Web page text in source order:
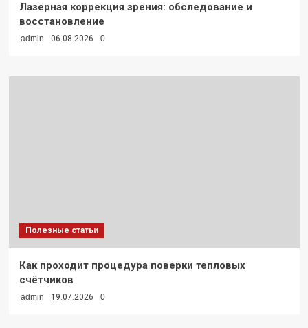
Лазерная коррекция зрения: обследование и
восстановление
admin 06.08.2026 0
Полезные статьи
Как проходит процедура поверки тепловых
счётчиков
admin 19.07.2026 0